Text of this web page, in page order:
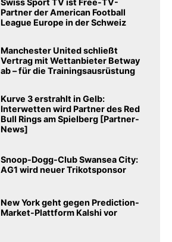
Swiss Sport TV ist Free-TV-
Partner der American Football
League Europe in der Schweiz
Manchester United schließt
Vertrag mit Wettanbieter Betway
ab – für die Trainingsausrüstung
Kurve 3 erstrahlt in Gelb:
Interwetten wird Partner des Red
Bull Rings am Spielberg [Partner-
News]
Snoop-Dogg-Club Swansea City:
AG1 wird neuer Trikotsponsor
New York geht gegen Prediction-
Market-Plattform Kalshi vor